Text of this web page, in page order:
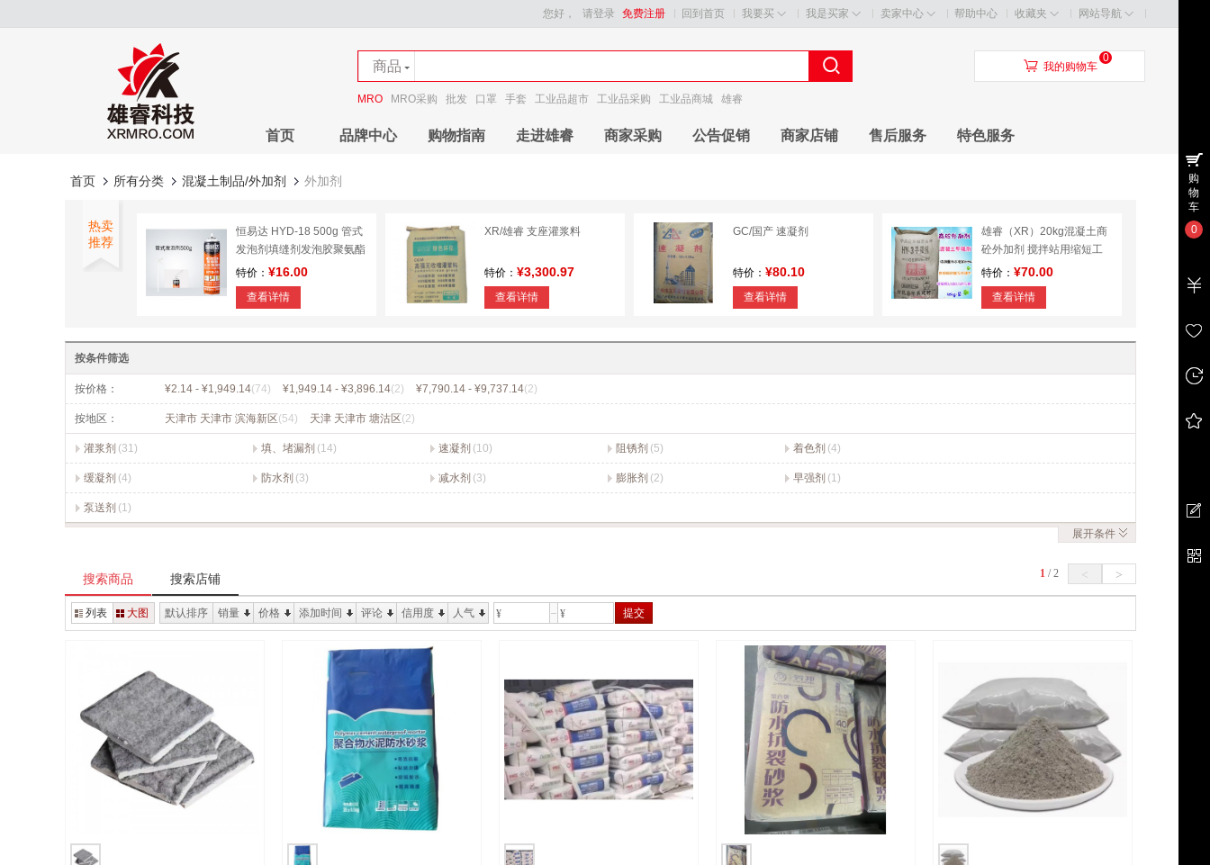
回到首页 我要买 我是买家 卖家中心 帮助中心 收藏夹 网站导航
您好， 请登录 免费注册
商品
店铺
MRO MRO采购 批发 口罩 手套 工业品超市 工业品采购 工业品商城 雄睿
󰃦 我的购物车
0
首页 品牌中心 购物指南 走进雄睿 商家采购 公告促销 商家店铺 售后服务 特色服务
首页 所有分类 混凝土制品/外加剂 外加剂
热卖
推荐
恒易达 HYD-18 500g 管式
发泡剂填缝剂发泡胶聚氨酯
泡沫胶门窗通用型防水膨胀
填充剂补缝
特价： ¥16.00
查看详情
XR/雄睿 支座灌浆料
特价： ¥3,300.97
查看详情
GC/国产 速凝剂
特价： ¥80.10
查看详情
雄睿（XR）20kg混凝土商
砼外加剂 搅拌站用缩短工
期 水泥早强剂
特价： ¥70.00
查看详情
浆水泥速凝剂 快干剂
特价：¥60.00
查看详情
按条件筛选
按价格： ¥2.14 - ¥1,949.14(74) ¥1,949.14 - ¥3,896.14(2) ¥7,790.14 - ¥9,737.14(2)
按地区： 天津市 天津市 滨海新区(54) 天津 天津市 塘沽区(2)
灌浆剂 (31) 填、堵漏剂 (14) 速凝剂 (10) 阻锈剂 (5) 着色剂 (4)
缓凝剂 (4) 防水剂 (3) 减水剂 (3) 膨胀剂 (2) 早强剂 (1)
泵送剂 (1)
展开条件
搜索商品 搜索店铺 1 / 2 < >
列表 大图 默认排序 销量 价格 添加时间 评论 信用度 人气 ¥ ¥ 提交
购
物
车
0